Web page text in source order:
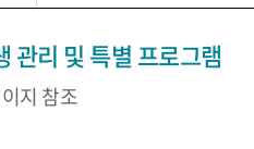
관리 및 특별 프로그램
지 참조